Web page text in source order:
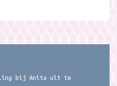
bij Anita uit te